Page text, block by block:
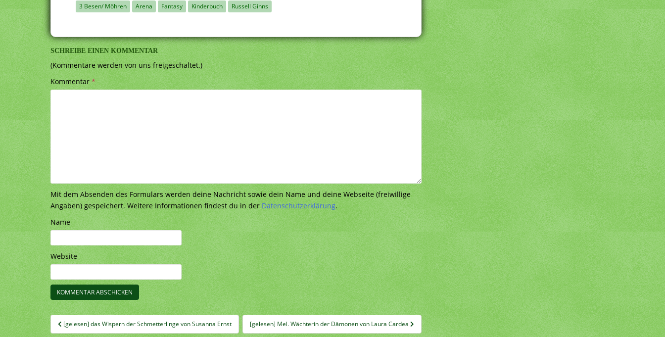
3 Besen/ Möhren Arena Fantasy Kinderbuch Russell Ginns
SCHREIBE EINEN KOMMENTAR
(Kommentare werden von uns freigeschaltet.)
Kommentar*
Mit dem Absenden des Formulars werden deine Nachricht sowie dein Name und deine Webseite (freiwillige
Angaben) gespeichert. Weitere Informationen findest du in derDatenschutzerklärung.
Name
Website
Beitragsnavigation
[gelesen] das Wispern der Schmetterlinge von Susanna Ernst [gelesen] Mel. Wächterin der Dämonen von Laura Cardea